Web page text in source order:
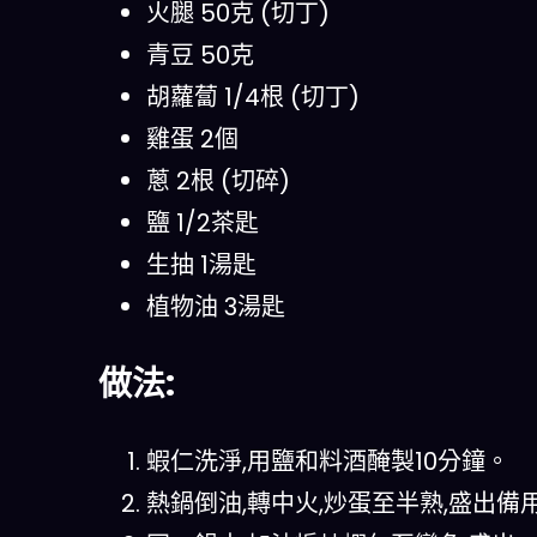
火腿 50克 (切丁)
青豆 50克
胡蘿蔔 1/4根 (切丁)
雞蛋 2個
蔥 2根 (切碎)
鹽 1/2茶匙
生抽 1湯匙
植物油 3湯匙
做法:
蝦仁洗淨,用鹽和料酒醃製10分鐘。
熱鍋倒油,轉中火,炒蛋至半熟,盛出備